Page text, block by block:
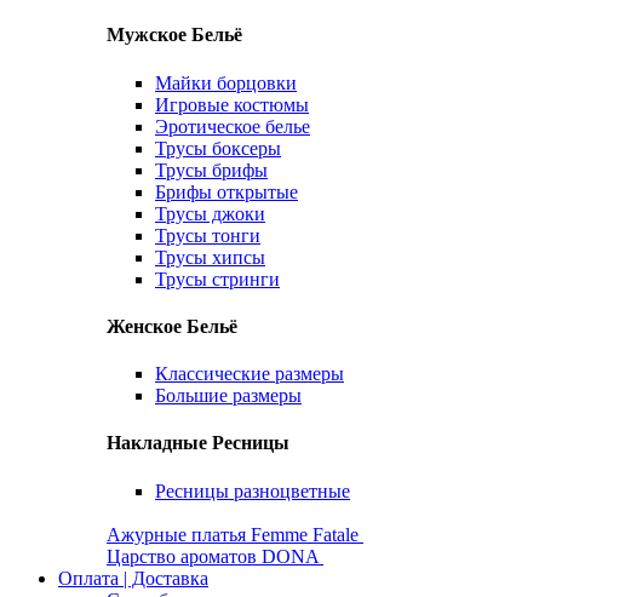
Мужское Бельё
Майки борцовки
Игровые костюмы
Эротическое белье
Трусы боксеры
Трусы брифы
Брифы открытые
Трусы джоки
Трусы тонги
Трусы хипсы
Трусы стринги
Женское Бельё
Классические размеры
Большие размеры
Накладные Ресницы
Ресницы разноцветные
Ажурные платья Femme Fatale
Царство ароматов DONA
Оплата | Доставка